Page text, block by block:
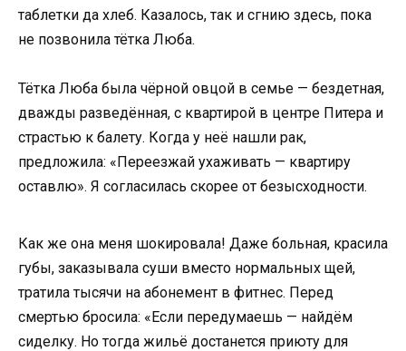
таблетки да хлеб. Казалось, так и сгнию здесь, пока
не позвонила тётка Люба.
Тётка Люба была чёрной овцой в семье — бездетная,
дважды разведённая, с квартирой в центре Питера и
страстью к балету. Когда у неё нашли рак,
предложила: «Переезжай ухаживать — квартиру
оставлю». Я согласилась скорее от безысходности.
Как же она меня шокировала! Даже больная, красила
губы, заказывала суши вместо нормальных щей,
тратила тысячи на абонемент в фитнес. Перед
смертью бросила: «Если передумаешь — найдём
сиделку. Но тогда жильё достанется приюту для